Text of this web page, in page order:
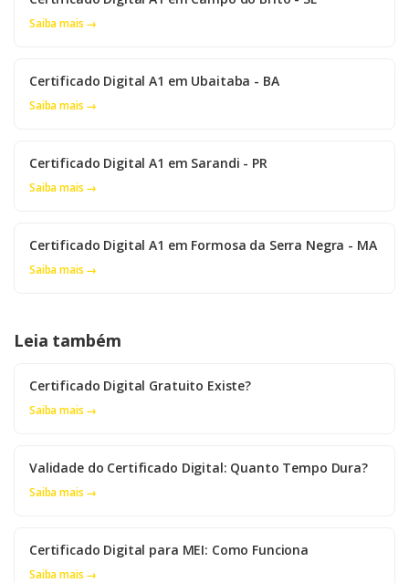
Saiba mais →
Certificado Digital A1 em Ubaitaba - BA
Saiba mais →
Certificado Digital A1 em Sarandi - PR
Saiba mais →
Certificado Digital A1 em Formosa da Serra Negra - MA
Saiba mais →
Leia também
Certificado Digital Gratuito Existe?
Saiba mais →
Validade do Certificado Digital: Quanto Tempo Dura?
Saiba mais →
Certificado Digital para MEI: Como Funciona
Saiba mais →